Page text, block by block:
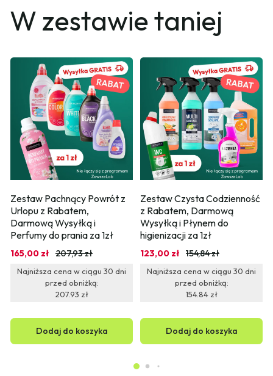
W zestawie taniej
Zestaw Pachnący Powrót z
Urlopu z Rabatem,
Darmową Wysyłką i
Perfumy do prania za 1zł
165,00 zł 207,93 zł
Najniższa cena w ciągu 30 dni
przed obniżką:
207.93 zł
Dodaj do koszyka
Zestaw Czysta Codzienność
z Rabatem, Darmową
Wysyłką i Płynem do
higienizacji za 1zł
123,00 zł 154,84 zł
Najniższa cena w ciągu 30 dni
przed obniżką:
154.84 zł
Dodaj do koszyka